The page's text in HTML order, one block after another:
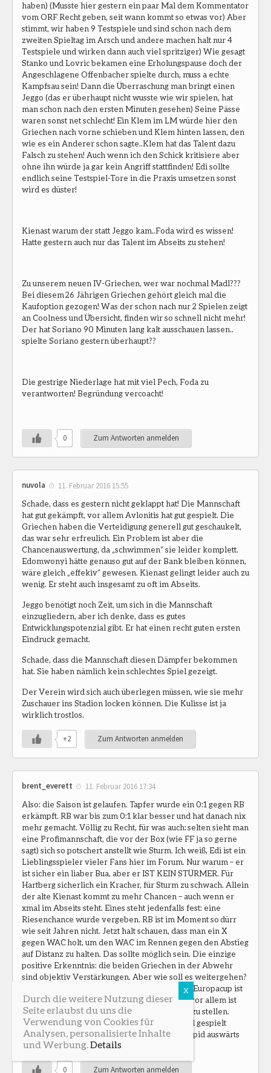
haben) (Musste hier gestern ein paar Mal dem Kommentator
vom ORF Recht geben, seit wann kommt so etwas vor) Aber
stimmt, wir haben 9 Testspiele und sind schon nach dem
zweiten Spieltag im Arsch und andere machen halt nur 4
Testspiele und wirken dann auch viel spritziger) Wie gesagt
Stanko und Lovric bekamen eine Erholungspause doch der
Angeschlagene Offenbacher spielte durch, muss a echte
Kampfsau sein! Dann die Überraschung man bringt einen
Jeggo (das er überhaupt nicht wusste wie wir spielen, hat
man schon nach den ersten Minuten gesehen) Seine Pässe
waren sonst net schlecht! Ein Klem im LM würde hier den
Griechen nach vorne schieben und Klem hinten lassen, den
wie es ein Anderer schon sagte..Klem hat das Talent dazu
Falsch zu stehen! Auch wenn ich den Schick kritisiere aber
ohne ihn würde ja gar kein Angriff stattfinden! Edi sollte
endlich seine Testspiel-Tore in die Praxis umsetzen sonst
wird es düster!
Kienast warum der statt Jeggo kam..Foda wird es wissen!
Hatte gestern auch nur das Talent im Abseits zu stehen!
Zu unserem neuen IV-Griechen, wer war nochmal Madl???
Bei diesem 26 Jährigen Griechen gehört gleich mal die
Kaufoption gezogen! Was der schon nach nur 2 Spielen zeigt
an Coolness und Übersicht, finden wir so schnell nicht mehr!
Der hat Soriano 90 Minuten lang kalt ausschauen lassen..
spielte Soriano gestern überhaupt??
Die gestrige Niederlage hat mit viel Pech, Foda zu
verantworten! Begründung vercoacht!
0 Zum Antworten anmelden
nuvola 11. Februar 2016 15:55
Schade, dass es gestern nicht geklappt hat! Die Mannschaft
hat gut gekämpft, vor allem Avlonitis hat gut gespielt. Die
Griechen haben die Verteidigung generell gut geschaukelt,
das war sehr erfreulich. Ein Problem ist aber die
Chancenauswertung, da „schwimmen“ sie leider komplett.
Edomwonyi hätte genauso gut auf der Bank bleiben können,
wäre gleich „effekiv“ gewesen. Kienast gelingt leider auch zu
wenig. Er steht auch insgesamt zu oft im Abseits.
Jeggo benötigt noch Zeit, um sich in die Mannschaft
einzugliedern, aber ich denke, dass es gutes
Entwicklungspotenzial gibt. Er hat einen recht guten ersten
Eindruck gemacht.
Schade, dass die Mannschaft diesen Dämpfer bekommen
hat. Sie haben nämlich kein schlechtes Spiel gezeigt.
Der Verein wird sich auch überlegen müssen, wie sie mehr
Zuschauer ins Stadion locken können. Die Kulisse ist ja
wirklich trostlos.
+2 Zum Antworten anmelden
brent_everett 11. Februar 2016 17:34
Also: die Saison ist gelaufen. Tapfer wurde ein 0:1 gegen RB
erkämpft. RB war bis zum 0:1 klar besser und hat danach nix
mehr gemacht. Völlig zu Recht, für was auch: selten sieht man
eine Profimannschaft, die vor der Box (wie FF ja so gerne
sagt) sich so potschert anstellt wie Sturm. Ich weiß, Edi ist ein
Lieblingsspieler vieler Fans hier im Forum. Nur warum – er
ist sicher ein liaber Bua, aber er IST KEIN STÜRMER. Für
Hartberg sicherlich ein Kracher, für Sturm zu schwach. Allein
der alte Kienast kommt zu mehr Chancen – auch wenn er
xmal im Abseits steht. Eines steht jedenfalls fest: eine
Riesenchance wurde vergeben. RB ist im Moment so dürr
wie seit Jahren nicht. Jetzt halt schauen, dass man ein X
gegen WAC holt, um den WAC im Rennen gegen den Abstieg
auf Distanz zu halten. Das sollte möglich sein. Die einzige
positive Erkenntnis: die beiden Griechen in der Abwehr
sind objektiv Verstärkungen. Aber wie soll es weitergehen?
Welche Perspektive hat der Verein? Für den Europacup ist
die Mannschaft ohnehin viel zu schwach und vor allem ist
sogar die Admira dzt. eine Klasse über Sturm zu stellen.
Fantastisch wie sie gestern Rapid an die Wand gespielt
haben – wann hat sich Sturm zuletzt getraut Rapid auswärts
so Paroli zu bieten?
0 Zum Antworten anmelden
Durch die weitere Nutzung dieser
Seite erlaubst du uns die
Verwendung von Cookies für
Analysen, personalisierte Inhalte
und Werbung.Details